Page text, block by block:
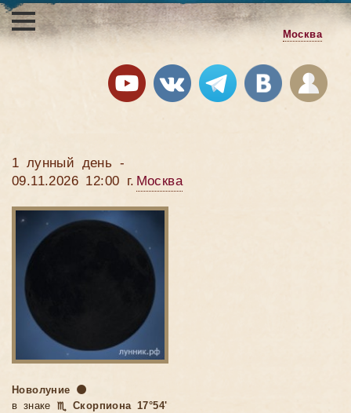
Москва
1 лунный день -
09.11.2026 12:00 г. Москва
Новолуние 🌑
в знаке ♏ Скорпиона 17°54'